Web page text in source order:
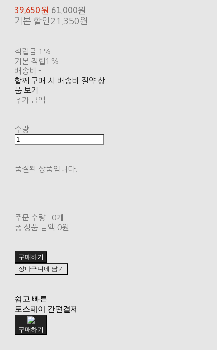
39,650원 61,000원
기본 할인 21,350원
적립금 1%
기본 적립 1%
배송비 -
함께 구매 시 배송비 절약 상
품 보기
추가 금액
수량
품절된 상품입니다.
주문 수량
0개
총 상품 금액 0원
구매하기
장바구니에 담기
쉽고 빠른
토스페이 간편결제
구매하기